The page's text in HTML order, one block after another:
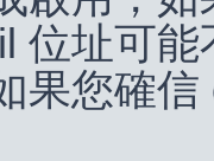
位址可
果您確